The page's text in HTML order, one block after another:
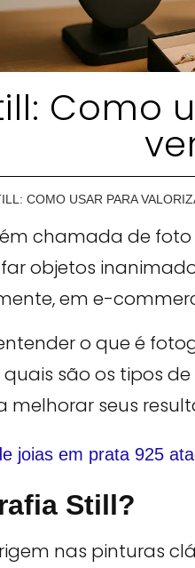
Como
COMO USAR PARA
chamada de
objetos
em e-
o que é
são os tipos
seus
Still?
nas pinturas